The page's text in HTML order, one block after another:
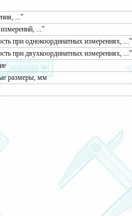
..."
..."
при однокоординатных измерениях, ..."
при двухкоординатных измерениях, ..."
размеры, мм